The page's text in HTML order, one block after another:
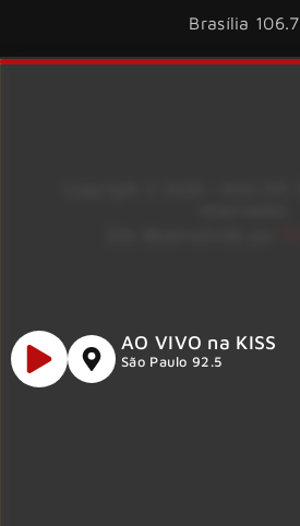
Brasília 106.7
AO VIVO na KISS
São Paulo 92.5